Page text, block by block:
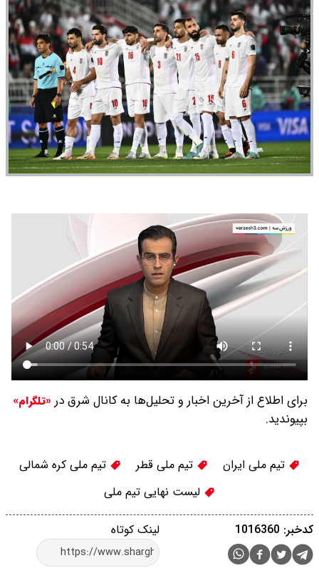
برای اطلاع از آخرین اخبار و تحلیل‌ها به کانال شرق در «تلگرام»
بپیوندید.
تیم ملی ایران تیم ملی قطر
تیم ملی کره شمالی
لیست نهایی تیم ملی
لینک کوتاه کدخبر: 1016360